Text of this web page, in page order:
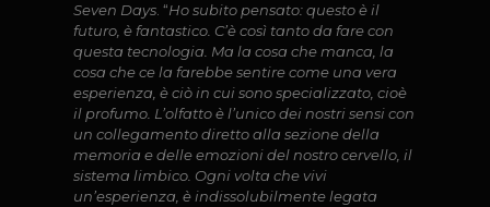
Seven Days. “Ho subito pensato: questo è il
futuro, è fantastico. C’è così tanto da fare con
questa tecnologia. Ma la cosa che manca, la
cosa che ce la farebbe sentire come una vera
esperienza, è ciò in cui sono specializzato, cioè
il profumo. L’olfatto è l’unico dei nostri sensi con
un collegamento diretto alla sezione della
memoria e delle emozioni del nostro cervello, il
sistema limbico. Ogni volta che vivi
un’esperienza, è indissolubilmente legata